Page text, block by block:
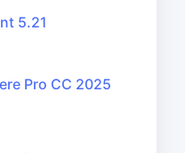
5.21
Pro CC 2025